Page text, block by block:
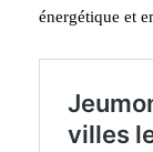
énergétique et